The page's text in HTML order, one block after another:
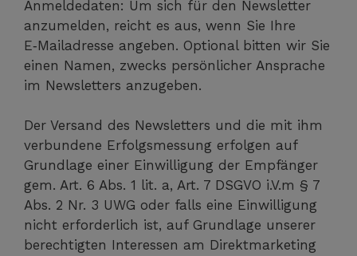
Anmel­de­da­ten: Um sich für den News­let­ter
anzu­mel­den, reicht es aus, wenn Sie Ihre
E‑Mailadresse ange­ben. Optio­nal bit­ten wir Sie
einen Namen, zwecks per­sön­li­cher Anspra­che
im News­let­ters anzugeben.
Der Ver­sand des News­let­ters und die mit ihm
ver­bun­de­ne Erfolgs­mes­sung erfol­gen auf
Grund­la­ge einer Ein­wil­li­gung der Emp­fän­ger
gem. Art. 6 Abs. 1 lit. a, Art. 7 DSGVO i.V.m § 7
Abs. 2 Nr. 3 UWG oder falls eine Ein­wil­li­gung
nicht erfor­der­lich ist, auf Grund­la­ge unse­rer
berech­tig­ten Inter­es­sen am Direkt­mar­ke­ting